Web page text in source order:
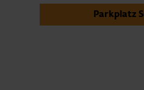
Parkplatz